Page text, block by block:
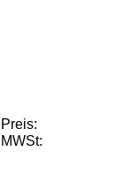
Preis:
MWSt: